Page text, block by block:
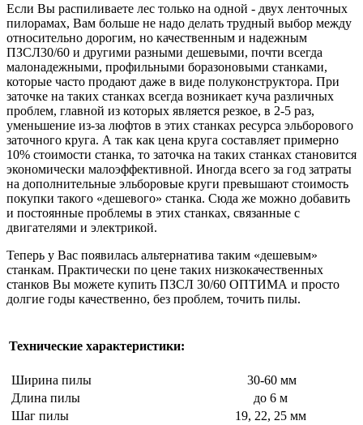
Если Вы распиливаете лес только на одной - двух ленточных
пилорамах, Вам больше не надо делать трудный выбор между
относительно дорогим, но качественным и надежным
ПЗСЛ30/60 и другими разными дешевыми, почти всегда
малонадежными, профильными боразоновыми станками,
которые часто продают даже в виде полуконструктора. При
заточке на таких станках всегда возникает куча различных
проблем, главной из которых является резкое, в 2-5 раз,
уменьшение из-за люфтов в этих станках ресурса эльборового
заточного круга. А так как цена круга составляет примерно
10% стоимости станка, то заточка на таких станках становится
экономически малоэффективной. Иногда всего за год затраты
на дополнительные эльборовые круги превышают стоимость
покупки такого «дешевого» станка. Сюда же можно добавить
и постоянные проблемы в этих станках, связанные с
двигателями и электрикой.
Теперь у Вас появилась альтернатива таким «дешевым»
станкам. Практически по цене таких низкокачественных
станков Вы можете купить ПЗСЛ 30/60 ОПТИМА и просто
долгие годы качественно, без проблем, точить пилы.
Технические характеристики:
Ширина пилы
30-60 мм
Длина пилы
до 6 м
Шаг пилы
19, 22, 25 мм